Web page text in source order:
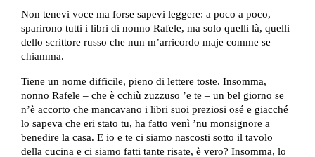
Non tenevi voce ma forse sapevi leggere: a poco a poco,
sparirono tutti i libri di nonno Rafele, ma solo quelli là, quelli
dello scrittore russo che nun m’arricordo maje comme se
chiamma.
Tiene un nome difficile, pieno di lettere toste. Insomma,
nonno Rafele – che è cchiù zuzzuso ’e te – un bel giorno se
n’è accorto che mancavano i libri suoi preziosi osé e giacché
lo sapeva che eri stato tu, ha fatto venì ’nu monsignore a
benedire la casa. E io e te ci siamo nascosti sotto il tavolo
della cucina e ci siamo fatti tante risate, è vero? Insomma, lo